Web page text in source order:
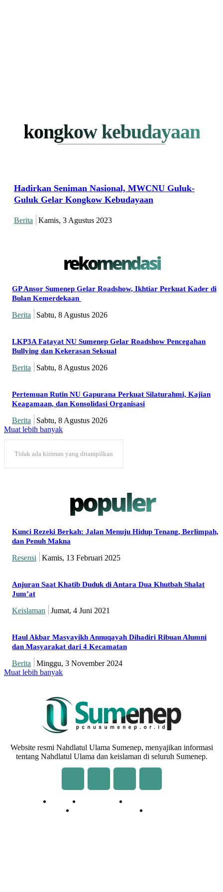
kongkow kebudayaan
Hadirkan Seniman Nasional, MWCNU Guluk-
Guluk Gelar Kongkow Kebudayaan
Berita Kamis, 3 Agustus 2023
rekomendasi
GP Ansor Sumenep Gelar Roadshow, Ikhtiar Perkuat Kader di
Bulan Kemerdekaan
Berita Sabtu, 8 Agustus 2026
LKP3A Fatayat NU Sumenep Gelar Roadshow Pencegahan
Bullying dan Kekerasan Seksual
Berita Sabtu, 8 Agustus 2026
Pertemuan Rutin NU Gapurana Perkuat Silaturahmi, Kajian
Keagamaan, dan Konsolidasi Organisasi
Berita
Sabtu, 8 Agustus 2026
Muat lebih banyak
Tidak ada kiriman yang ditampilkan
populer
Kunci Rezeki Berkah: Jalan Menuju Hidup Tenang, Berlimpah,
dan Penuh Makna
Resensi Kamis, 13 Februari 2025
Anjuran Saat Khatib Duduk di Antara Dua Khutbah Shalat
Jum’at
Keislaman Jumat, 4 Juni 2021
Haul Akbar Masyayikh Annuqayah Dihadiri Ribuan Alumni
dan Masyarakat dari 4 Kecamatan
Berita
Minggu, 3 November 2024
Muat lebih banyak
Website resmi Nahdlatul Ulama Sumenep, menyajikan informasi
tentang Nahdlatul Ulama dan keislaman di seluruh Sumenep.
Redaksi Kontak Kami
Pedoman Media Siber